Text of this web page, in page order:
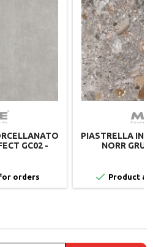
GC02 -
2 PEZZI
orders
PIASTRELLA IN
NORR
 Product